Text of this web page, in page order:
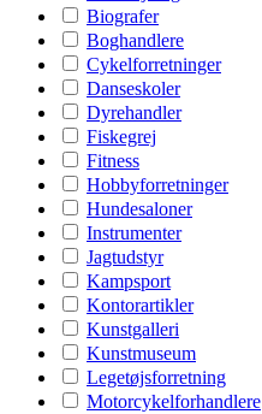
Biografer
Boghandlere
Cykelforretninger
Danseskoler
Dyrehandler
Fiskegrej
Fitness
Hobbyforretninger
Hundesaloner
Instrumenter
Jagtudstyr
Kampsport
Kontorartikler
Kunstgalleri
Kunstmuseum
Legetøjsforretning
Motorcykelforhandlere